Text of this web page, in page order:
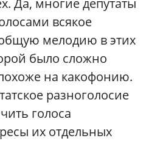
Да, многие депутаты
всякое
мелодию в этих
было сложно
на какофонию.
разноголосие
голоса
их отдельных